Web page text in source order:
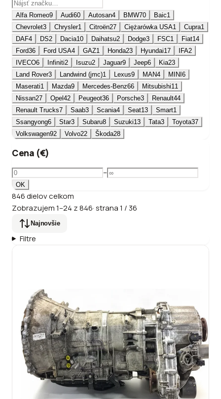
Alfa Romeo9 Audi60 Autosan4 BMW70 Baic1
Chevrolet3 Chrysler1 Citroën27 Ciężarówka USA1 Cupra1
DAF4 DS2 Dacia10 Daihatsu2 Dodge3 FSC1 Fiat14
Ford36 Ford USA4 GAZ1 Honda23 Hyundai17 IFA2
IVECO6 Infiniti2 Isuzu2 Jaguar9 Jeep6 Kia23
Land Rover3 Landwind (jmc)1 Lexus9 MAN4 MINI6
Maserati1 Mazda9 Mercedes-Benz66 Mitsubishi11
Nissan27 Opel42 Peugeot36 Porsche3 Renault44
Renault Trucks7 Saab3 Scania4 Seat13 Smart1
Ssangyong6 Star3 Subaru8 Suzuki13 Tata3 Toyota37
Volkswagen92 Volvo22 Škoda28
Cena (€)
–
OK
846dielovcelkom
Zobrazujem1–24 z846·strana1 / 36
Najnovšie
Filtre